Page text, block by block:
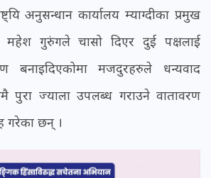
अनुसन्धान कार्यालय म्याग्दीका प्रमुख
गुरुंगले चासो दिएर दुई पक्षलाई
बनाइदिएकोमा मजदुरहरुले धन्यवाद
ज्याला उपलब्ध गराउने वातावरण
गरेका छन् ।